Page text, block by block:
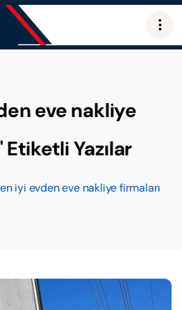
eve nakliye
Yazılar
en iyi evden eve nakliye firmaları